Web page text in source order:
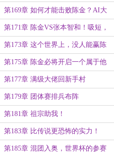
再现赛场！
第169章 如何才能击败陈金？AI大
御神：系统繁忙，请稍后再试。。。
第171章 陈金VS张本智和！吸短，
三跳不出台！
第173章 这个世界上，没人能赢陈
金了吗？
第175章 陈金必将开启一个属于他
的时代！
第177章 满级大佬回新手村
第179章 团体赛排兵布阵
第181章 祖宗助我！
第183章 比传说更恐怖的实力！
第185章 混团入奥，世界杯的参赛